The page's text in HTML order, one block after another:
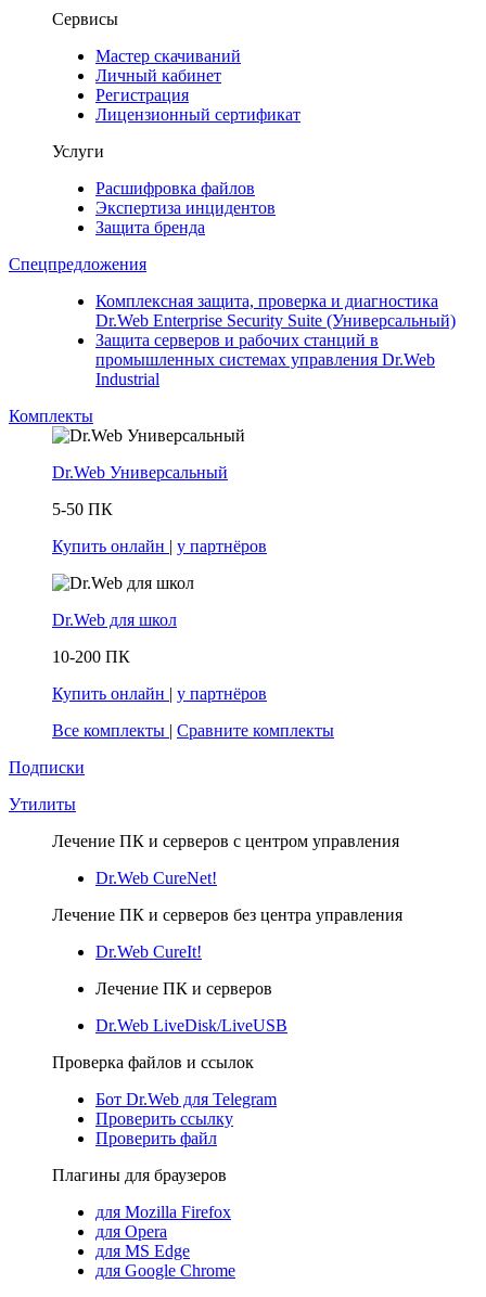
Сервисы
Мастер скачиваний
Личный кабинет
Регистрация
Лицензионный сертификат
Услуги
Расшифровка файлов
Экспертиза инцидентов
Защита бренда
Спецпредложения
Комплексная защита, проверка и диагностика
Dr.Web Enterprise Security Suite (Универсальный)
Защита серверов и рабочих станций в
промышленных системах управления Dr.Web
Industrial
Комплекты
Dr.Web Универсальный
5-50 ПК
Купить онлайн | у партнёров
Dr.Web для школ
10-200 ПК
Купить онлайн | у партнёров
Все комплекты | Сравните комплекты
Подписки
Утилиты
Лечение ПК и серверов с центром управления
Dr.Web CureNet!
Лечение ПК и серверов без центра управления
Dr.Web CureIt!
Лечение ПК и серверов
Dr.Web LiveDisk/LiveUSB
Проверка файлов и ссылок
Бот Dr.Web для Telegram
Проверить ссылку
Проверить файл
Плагины для браузеров
для Mozilla Firefox
для Opera
для MS Edge
для Google Chrome